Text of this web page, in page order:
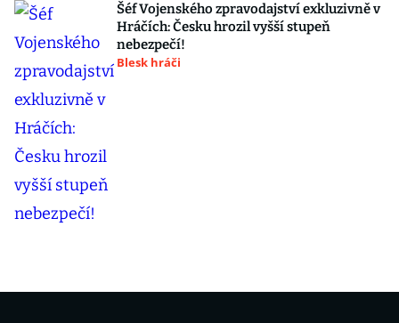
Šéf Vojenského zpravodajství exkluzivně v
Hráčích: Česku hrozil vyšší stupeň
nebezpečí!
Blesk hráči